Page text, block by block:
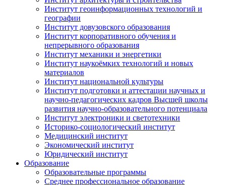
Институт геоинформационных технологий и
географии
Институт довузовского образования
Институт корпоративного обучения и
непрерывного образования
Институт механики и энергетики
Институт наукоёмких технологий и новых
материалов
Институт национальной культуры
Институт подготовки и аттестации научных и
научно-педагогических кадров Высшей школы
развития научно-образовательного потенциала
Институт электроники и светотехники
Историко-социологический институт
Медицинский институт
Экономический институт
Юридический институт
Образование
Образовательные программы
Среднее профессиональное образование